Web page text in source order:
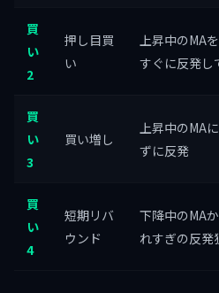
買
い
2
押し目買
い
上昇中のMA
すぐに反発し
買
い
3
買い増し
上昇中のMA
ずに反発
買
い
4
短期リバ
ウンド
下降中のMA
れすぎの反発